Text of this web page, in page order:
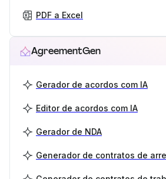
PDF a Excel
AgreementGen
Gerador de acordos com IA
Editor de acordos com IA
Gerador de NDA
Generador de contratos de